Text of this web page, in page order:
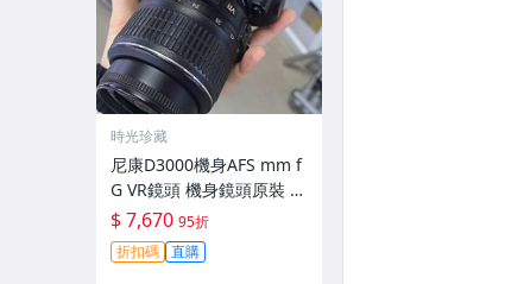
時光珍藏
尼康D3000機身AFS mm f
G VR鏡頭 機身鏡頭原裝 無
拆修無翻新 有輕微使用痕
跡 鏡頭-3430
$ 7,670 95折
折扣碼 直購